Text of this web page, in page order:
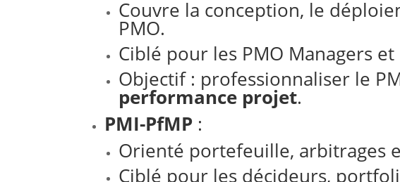
Couvre la conception, le
PMO.
Ciblé pour les PMO Managers et
Objectif : professionnaliser le
performance projet.
PMI-PfMP :
Orienté portefeuille, arbitrages
Ciblé pour les décideurs,